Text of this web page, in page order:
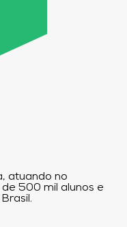
atuando no
500 mil alunos e